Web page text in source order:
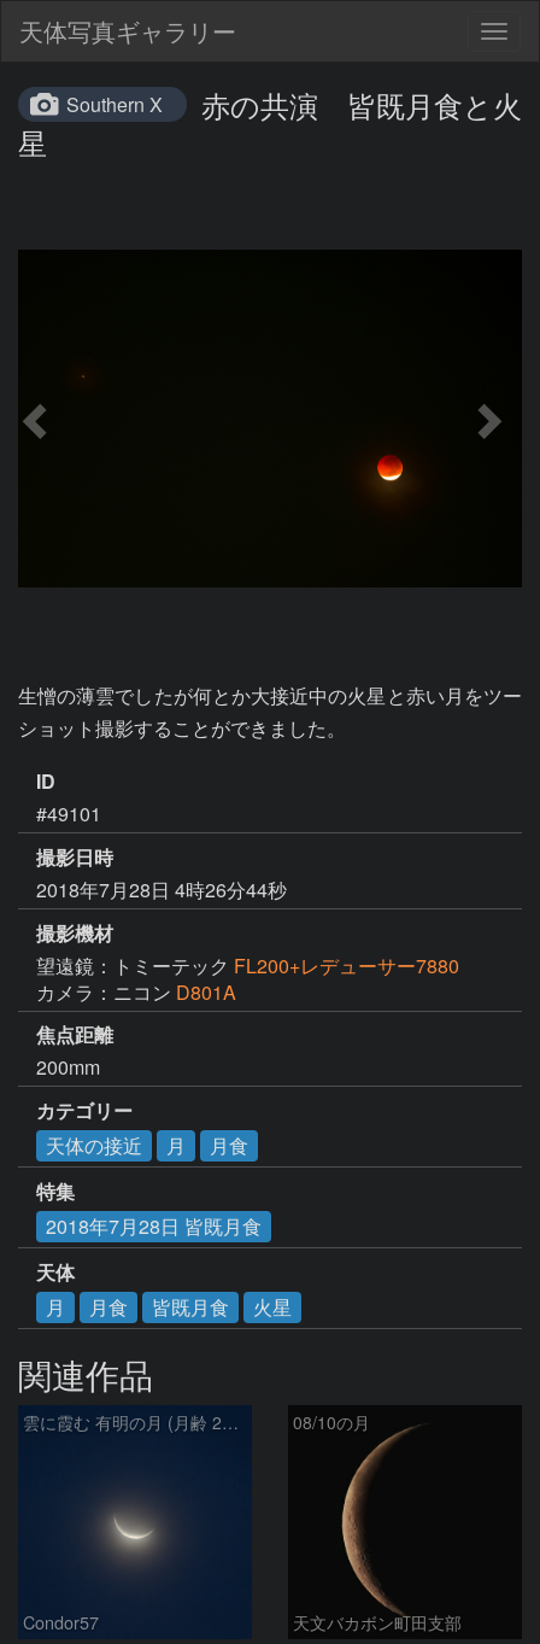
天体写真ギャラリー
Southern X
赤の共演 皆既月食と火
星
生憎の薄雲でしたが何とか大接近中の火星と赤い月をツー
ショット撮影することができました。
ID
#49101
撮影日時
2018年7月28日 4時26分44秒
撮影機材
望遠鏡：トミーテック FL200+レデューサー7880
カメラ：ニコン D801A
焦点距離
200mm
カテゴリー
天体の接近
月
月食
特集
2018年7月28日 皆既月食
天体
月
月食 皆既月食 火星
関連作品
雲に霞む 有明の月 (月齢 26.4)
Condor57
08/10の月
天文バカボン町田支部